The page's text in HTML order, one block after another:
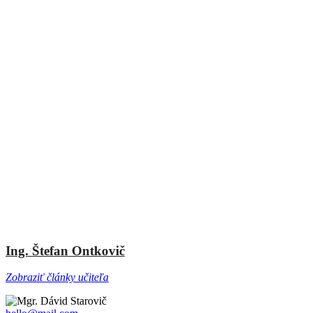
Ing. Štefan Ontkovič
Zobraziť články učiteľa